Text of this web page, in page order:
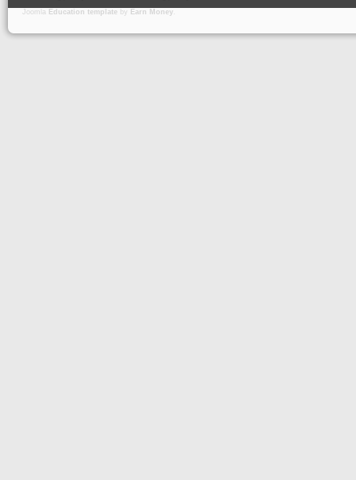
Joomla Education template by Earn Money